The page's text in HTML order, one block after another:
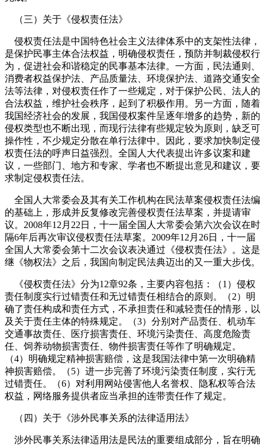
（三）关于《侵权责任法》
侵权责任法是中国特色社会主义法律体系中的支架性法律，
是保护民事主体合法权益，明确侵权责任，预防并制裁侵权行
为，促进社会和谐稳定的民事基本法律。一方面，民法通则、
消费者权益保护法、产品质量法、环境保护法、道路交通安全
法等法律，对侵权责任作了一些规定，对于保护公民、法人的
合法权益，维护社会秩序，起到了积极作用。另一方面，随着
我国经济社会的发展，我国侵权案件呈逐年增多的趋势，新的
侵权类型也不断出现，而现行法律有些规定较为原则，缺乏可
操作性，不少规定分散在单行法律中。因此，要求加快制定侵
权责任法的呼声日益强烈。全国人大代表提出许多议案和建
议，一些部门、地方和专家、学者也不断提出意见和建议，要
求制定侵权责任法。
全国人大常委会及其有关工作机构在民法草案侵权责任法编
的基础上，形成并反复修改完善侵权责任法草案，并提请审
议。 2008年12 月 22 日
，十一届全国人大常委会第六次会议在时
隔6年后再次审议侵权责任法草案。 2009年12 月 26日
，十一届
全国人大常委会第十二次会议表决通过《侵权责任法》。这是
继《物权法》之后，我国向制定民法典迈出的又一重大步伐。
《侵权责任法》分为12章92条，主要内容包括：（1 ）侵权
责任制度实行过错责任和无过错责任相结合的原则。（2）明
确了责任构成和责任方式，不承担责任和减轻责任的情形，以
及关于责任主体的特殊规定。（3）分别对产品责任、机动车
交通事故责任、医疗损害责任、环境污染责任、高度危险责
任、饲养动物损害责任、物件损害责任等作了明确规定。
（4）明确规定精神损害赔偿，这是我国法律中第一次明确精
神损害赔偿。（5）进一步完善了环境污染责任制度，实行无
过错责任。（6）对利用网站侵害他人名誉权、隐私权等合法
权益，网络服务提供者应当承担的连带责任作了规定。
（四）关于《涉外民事关系的法律适用法》
涉外民事关系法律适用法是民法的重要组成部分，旨在明确